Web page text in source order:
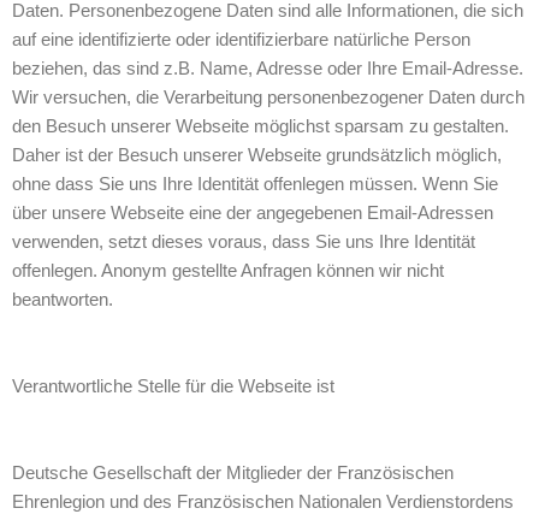
Daten. Personenbezogene Daten sind alle Informationen, die sich
auf eine identifizierte oder identifizierbare natürliche Person
beziehen, das sind z.B. Name, Adresse oder Ihre Email-Adresse.
Wir versuchen, die Verarbeitung personenbezogener Daten durch
den Besuch unserer Webseite möglichst sparsam zu gestalten.
Daher ist der Besuch unserer Webseite grundsätzlich möglich,
ohne dass Sie uns Ihre Identität offenlegen müssen. Wenn Sie
über unsere Webseite eine der angegebenen Email-Adressen
verwenden, setzt dieses voraus, dass Sie uns Ihre Identität
offenlegen. Anonym gestellte Anfragen können wir nicht
beantworten.
Verantwortliche Stelle für die Webseite ist
Deutsche Gesellschaft der Mitglieder der Französischen
Ehrenlegion und des Französischen Nationalen Verdienstordens